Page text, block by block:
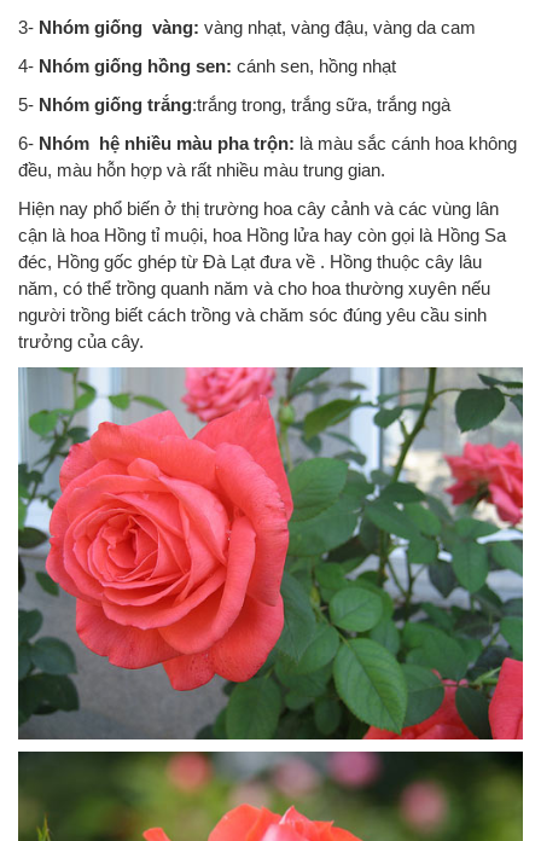
3- Nhóm giống vàng: vàng nhạt, vàng đậu, vàng da cam
4- Nhóm giống hồng sen: cánh sen, hồng nhạt
5- Nhóm giống trắng:trắng trong, trắng sữa, trắng ngà
6- Nhóm hệ nhiều màu pha trộn: là màu sắc cánh hoa không
đều, màu hỗn hợp và rất nhiều màu trung gian.
Hiện nay phổ biến ở thị trường hoa cây cảnh và các vùng lân
cận là hoa Hồng tỉ muội, hoa Hồng lửa hay còn gọi là Hồng Sa
đéc, Hồng gốc ghép từ Đà Lạt đưa về . Hồng thuộc cây lâu
năm, có thể trồng quanh năm và cho hoa thường xuyên nếu
người trồng biết cách trồng và chăm sóc đúng yêu cầu sinh
trưởng của cây.